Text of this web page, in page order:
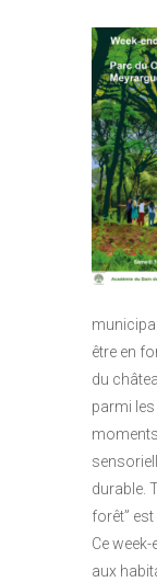
être en
du
parmi
durable.
forêt”
Ce
aux